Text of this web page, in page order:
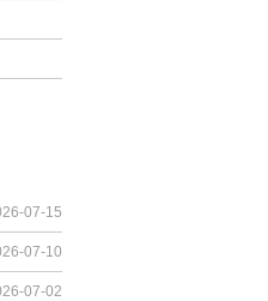
07-15
07-10
07-02